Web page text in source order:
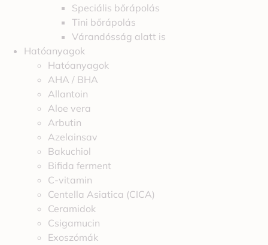
Speciális bőrápolás
Tini bőrápolás
Várandósság alatt is
Hatóanyagok
Hatóanyagok
AHA / BHA
Allantoin
Aloe vera
Arbutin
Azelainsav
Bakuchiol
Bifida ferment
C-vitamin
Centella Asiatica (CICA)
Ceramidok
Csigamucin
Exoszómák